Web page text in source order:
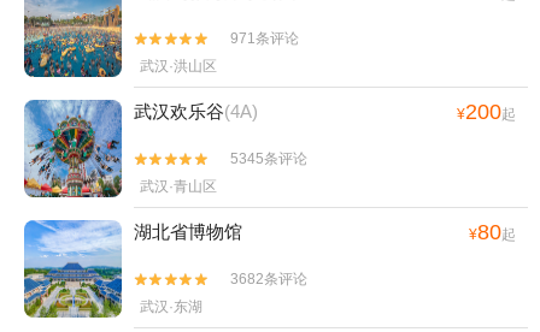


971条评论
武汉·洪山区
武汉欢乐谷(4A) ¥200起


5345条评论
武汉·青山区
湖北省博物馆 ¥80起


3682条评论
武汉·东湖